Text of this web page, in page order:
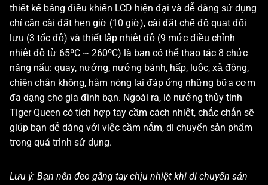
thiết kế bảng điều khiển LCD hiện đại và dễ dàng sử dụng
chỉ cần cài đặt hẹn giờ (10 giờ), cài đặt chế độ quạt đối
lưu (3 tốc độ) và thiết lập nhiệt độ (9 mức điều chỉnh
nhiệt độ từ 65ºC ~ 260ºC) là bạn có thể thao tác 8 chức
năng nấu: quay, nướng, nướng bánh, hấp, luộc, xả đông,
chiên chân không, hâm nóng lại đáp ứng những bữa cơm
đa dạng cho gia đình bạn. Ngoài ra, lò nướng thủy tinh
Tiger Queen có tích hợp tay cầm cách nhiệt, chắc chắn sẽ
giúp bạn dễ dàng với việc cầm nắm, di chuyển sản phẩm
trong quá trình sử dụng.
Lưu ý: Bạn nên đeo găng tay chịu nhiệt khi di chuyển sản